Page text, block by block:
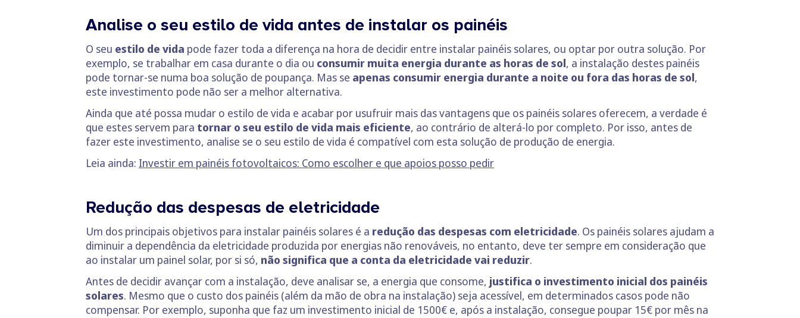
Analise o seu estilo de vida antes de instalar os painéis
O seu estilo de vida pode fazer toda a diferença na hora de decidir entre instalar painéis solares, ou optar por outra solução. Por
exemplo, se trabalhar em casa durante o dia ou consumir muita energia durante as horas de sol, a instalação destes painéis
pode tornar-se numa boa solução de poupança. Mas se apenas consumir energia durante a noite ou fora das horas de sol,
este investimento pode não ser a melhor alternativa.
Ainda que até possa mudar o estilo de vida e acabar por usufruir mais das vantagens que os painéis solares oferecem, a verdade é
que estes servem para tornar o seu estilo de vida mais eficiente, ao contrário de alterá-lo por completo. Por isso, antes de
fazer este investimento, analise se o seu estilo de vida é compatível com esta solução de produção de energia.
Leia ainda: Investir em painéis fotovoltaicos: Como escolher e que apoios posso pedir
Redução das despesas de eletricidade
Um dos principais objetivos para instalar painéis solares é a redução das despesas com eletricidade. Os painéis solares ajudam a
diminuir a dependência da eletricidade produzida por energias não renováveis, no entanto, deve ter sempre em consideração que
ao instalar um painel solar, por si só, não significa que a conta da eletricidade vai reduzir.
Antes de decidir avançar com a instalação, deve analisar se, a energia que consome, justifica o investimento inicial dos painéis
solares. Mesmo que o custo dos painéis (além da mão de obra na instalação) seja acessível, em determinados casos pode não
compensar. Por exemplo, suponha que faz um investimento inicial de 1500€ e, após a instalação, consegue poupar 15€ por mês na